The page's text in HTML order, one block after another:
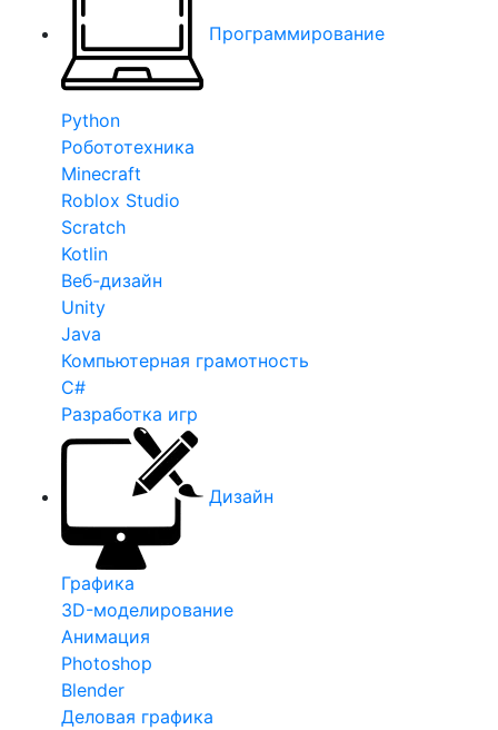
Программирование
Python
Робототехника
Minecraft
Roblox Studio
Scratch
Kotlin
Веб-дизайн
Unity
Java
Компьютерная грамотность
C#
Разработка игр
Дизайн
Графика
3D-моделирование
Анимация
Photoshop
Blender
Деловая графика